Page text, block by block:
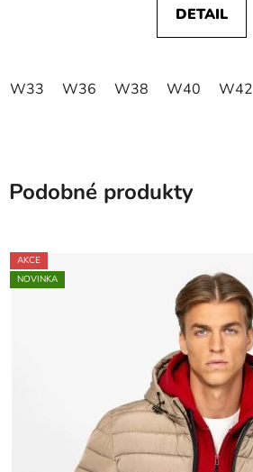
DETAIL
W33 W36 W38 W40 W42
Podobné produkty
AKCE
NOVINKA